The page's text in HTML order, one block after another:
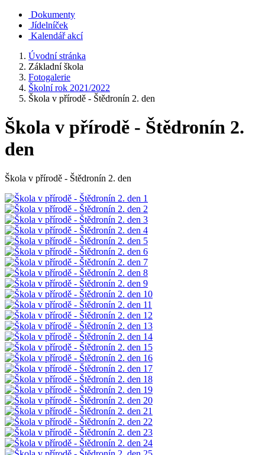
Dokumenty
Jídelníček
Kalendář akcí
Úvodní stránka
Základní škola
Fotogalerie
Školní rok 2021/2022
Škola v přírodě - Štědronín 2. den
Škola v přírodě - Štědronín 2.
den
Škola v přírodě - Štědronín 2. den